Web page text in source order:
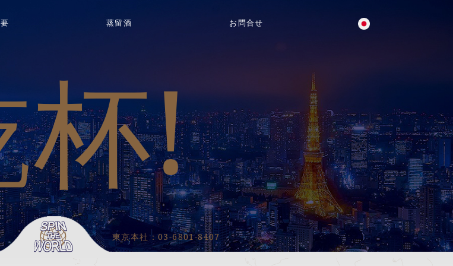
蒸留酒 お問合せ
杯!
東京本社： 03-6801-8407